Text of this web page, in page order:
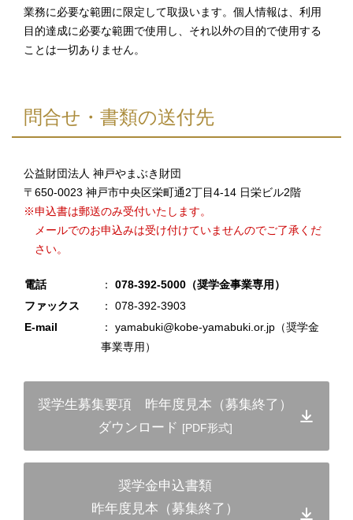
業務に必要な範囲に限定して取扱います。個人情報は、利用
目的達成に必要な範囲で使用し、それ以外の目的で使用する
ことは一切ありません。
問合せ・書類の送付先
公益財団法人 神戸やまぶき財団
〒650-0023 神戸市中央区栄町通2丁目4-14 日栄ビル2階
※申込書は郵送のみ受付いたします。
メールでのお申込みは受け付けていませんのでご了承くだ
さい。
電話 ：
078-392-5000（奨学金事業専用）
ファックス
： 078-392-3903
E-mail
： yamabuki@kobe-yamabuki.or.jp（奨学金
事業専用）
奨学生募集要項 昨年度見本（募集終了）
ダウンロード [PDF形式]
奨学金申込書類
昨年度見本（募集終了）